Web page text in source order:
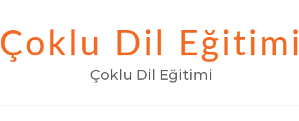
Çoklu Dil Eğitimi
Çoklu Dil Eğitimi